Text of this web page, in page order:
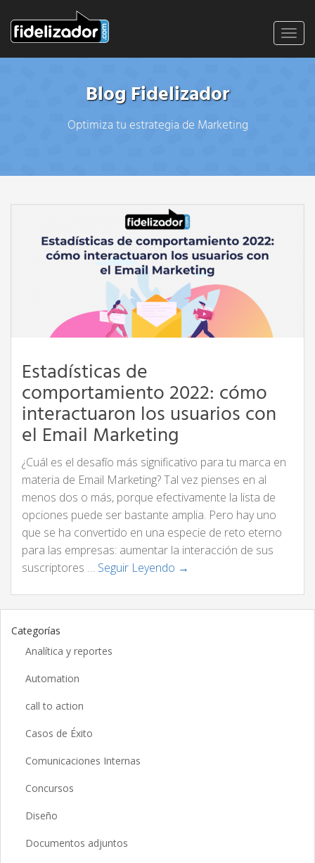
Blog Fidelizador
Optimiza tu estrategia de Marketing
Estadísticas de
comportamiento 2022: cómo
interactuaron los usuarios con
el Email Marketing
¿Cuál es el desafío más significativo para tu marca en
materia de Email Marketing? Tal vez pienses en al
menos dos o más, porque efectivamente la lista de
opciones puede ser bastante amplia. Pero hay uno
que se ha convertido en una especie de reto eterno
para las empresas: aumentar la interacción de sus
suscriptores … Seguir Leyendo →
Categorías
Analítica y reportes
Automation
call to action
Casos de Éxito
Comunicaciones Internas
Concursos
Diseño
Documentos adjuntos